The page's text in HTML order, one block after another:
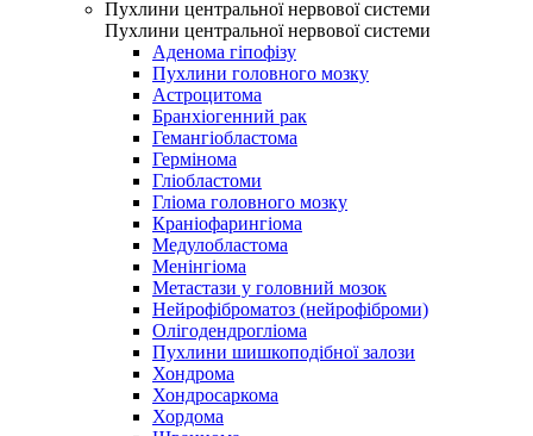
Пухлини центральної нервової системи
Пухлини центральної нервової системи
Аденома гіпофізу
Пухлини головного мозку
Астроцитома
Бранхіогенний рак
Гемангіобластома
Гермінома
Гліобластоми
Гліома головного мозку
Краніофарингіома
Медулобластома
Менінгіома
Метастази у головний мозок
Нейрофіброматоз (нейрофіброми)
Олігодендрогліома
Пухлини шишкоподібної залози
Хондрома
Хондросаркома
Хордома